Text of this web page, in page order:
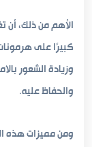
الأهم من ذلك، أن
كبيرًا على
وزيادة الشعور
والحفاظ عليه.
ومن مميزات هذه